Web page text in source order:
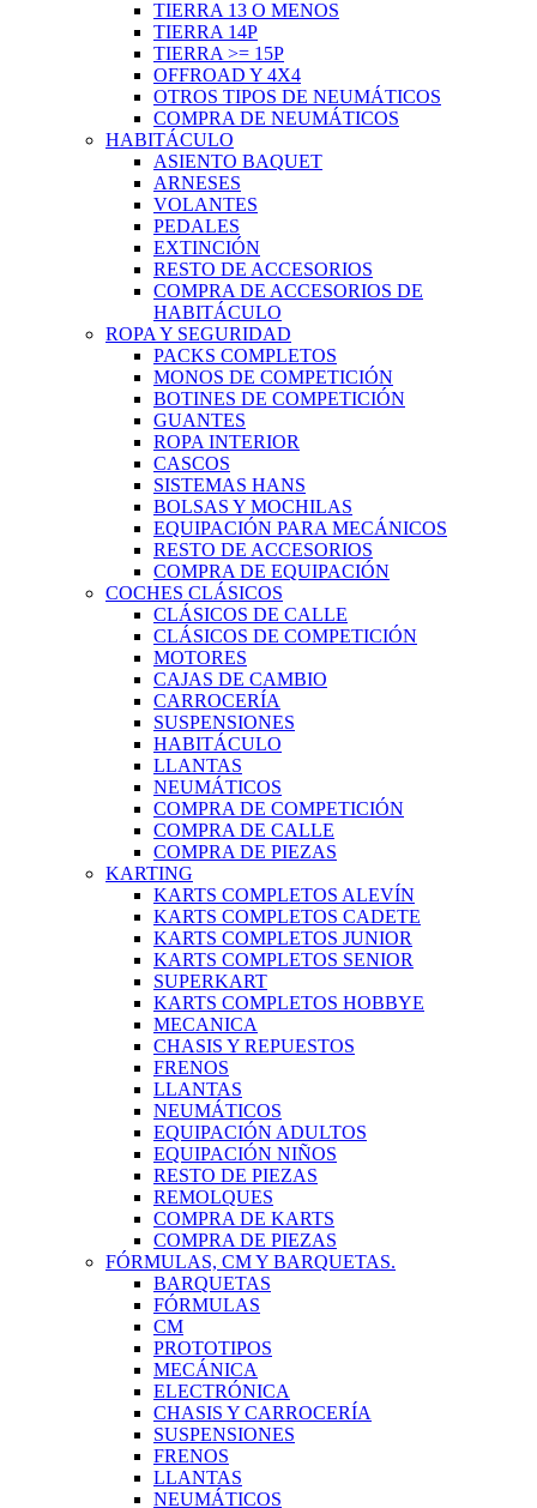
TIERRA 13 O MENOS
TIERRA 14P
TIERRA >= 15P
OFFROAD Y 4X4
OTROS TIPOS DE NEUMÁTICOS
COMPRA DE NEUMÁTICOS
HABITÁCULO
ASIENTO BAQUET
ARNESES
VOLANTES
PEDALES
EXTINCIÓN
RESTO DE ACCESORIOS
COMPRA DE ACCESORIOS DE
HABITÁCULO
ROPA Y SEGURIDAD
PACKS COMPLETOS
MONOS DE COMPETICIÓN
BOTINES DE COMPETICIÓN
GUANTES
ROPA INTERIOR
CASCOS
SISTEMAS HANS
BOLSAS Y MOCHILAS
EQUIPACIÓN PARA MECÁNICOS
RESTO DE ACCESORIOS
COMPRA DE EQUIPACIÓN
COCHES CLÁSICOS
CLÁSICOS DE CALLE
CLÁSICOS DE COMPETICIÓN
MOTORES
CAJAS DE CAMBIO
CARROCERÍA
SUSPENSIONES
HABITÁCULO
LLANTAS
NEUMÁTICOS
COMPRA DE COMPETICIÓN
COMPRA DE CALLE
COMPRA DE PIEZAS
KARTING
KARTS COMPLETOS ALEVÍN
KARTS COMPLETOS CADETE
KARTS COMPLETOS JUNIOR
KARTS COMPLETOS SENIOR
SUPERKART
KARTS COMPLETOS HOBBYE
MECANICA
CHASIS Y REPUESTOS
FRENOS
LLANTAS
NEUMÁTICOS
EQUIPACIÓN ADULTOS
EQUIPACIÓN NIÑOS
RESTO DE PIEZAS
REMOLQUES
COMPRA DE KARTS
COMPRA DE PIEZAS
FÓRMULAS, CM Y BARQUETAS.
BARQUETAS
FÓRMULAS
CM
PROTOTIPOS
MECÁNICA
ELECTRÓNICA
CHASIS Y CARROCERÍA
SUSPENSIONES
FRENOS
LLANTAS
NEUMÁTICOS